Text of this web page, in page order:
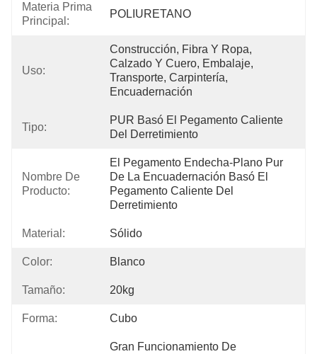
Materia Prima
Principal:
POLIURETANO
Uso:
Construcción, Fibra Y Ropa,
Calzado Y Cuero, Embalaje,
Transporte, Carpintería,
Encuadernación
Tipo:
PUR Basó El Pegamento Caliente
Del Derretimiento
Nombre De
Producto:
El Pegamento Endecha-Plano Pur
De La Encuadernación Basó El
Pegamento Caliente Del
Derretimiento
Material: Sólido
Color: Blanco
Tamaño: 20kg
Forma: Cubo
Gran Funcionamiento De